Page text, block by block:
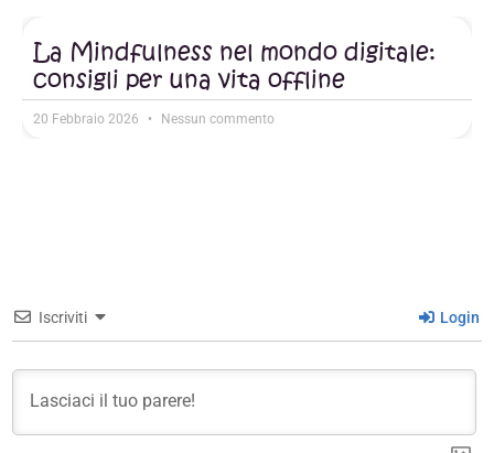
La Mindfulness nel mondo digitale:
consigli per una vita offline
20 Febbraio 2026 Nessun commento
Iscriviti Login